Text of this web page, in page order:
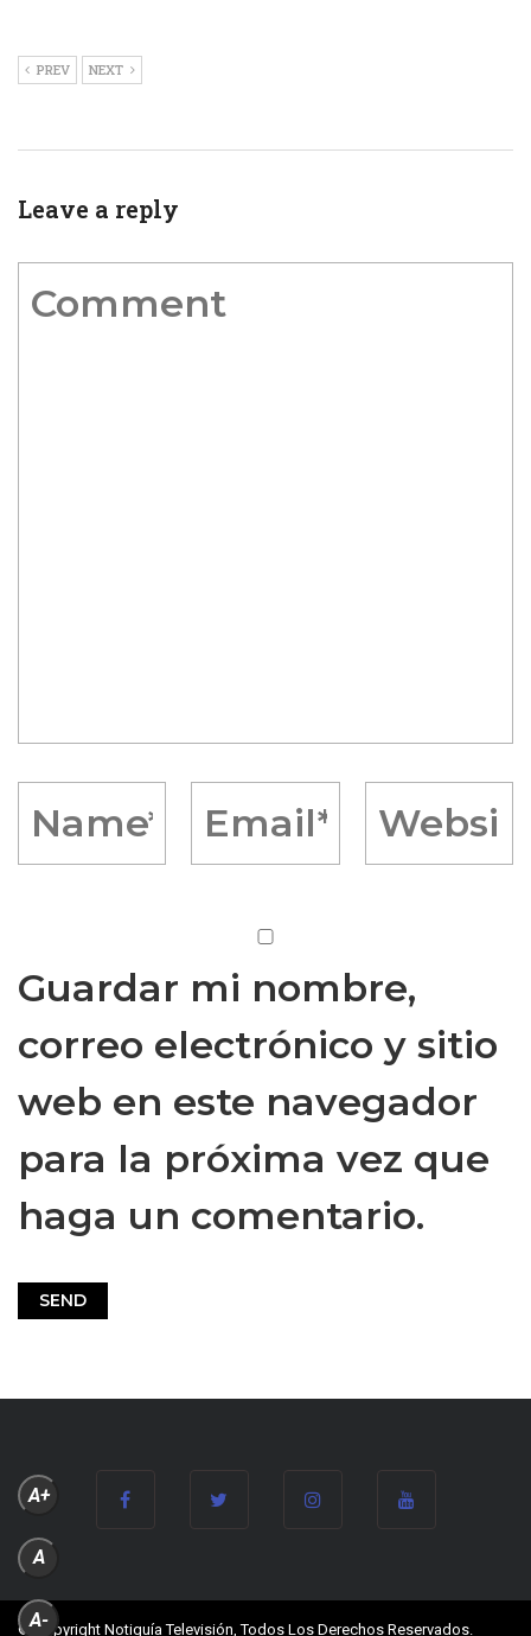
PREV NEXT
Leave a reply
Guardar mi nombre,
correo electrónico y sitio
web en este navegador
para la próxima vez que
haga un comentario.
© Copyright Notiguía Televisión, Todos Los Derechos Reservados.
A+
A
A-